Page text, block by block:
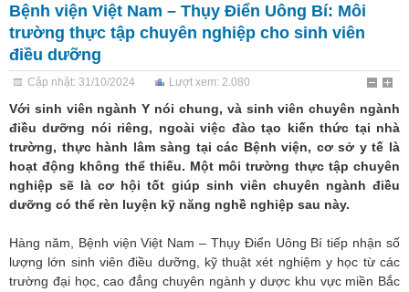
Bệnh viện Việt Nam – Thụy Điển Uông Bí: Môi
trường thực tập chuyên nghiệp cho sinh viên
điều dưỡng
Cập nhật: 31/10/2024 Lượt xem: 2.080
Với sinh viên ngành Y nói chung, và sinh viên chuyên ngành
điều dưỡng nói riêng, ngoài việc đào tạo kiến thức tại nhà
trường, thực hành lâm sàng tại các Bệnh viện, cơ sở y tế là
hoạt động không thể thiếu. Một môi trường thực tập chuyên
nghiệp sẽ là cơ hội tốt giúp sinh viên chuyên ngành điều
dưỡng có thể rèn luyện kỹ năng nghề nghiệp sau này.
Hàng năm, Bệnh viện Việt Nam – Thụy Điển Uông Bí tiếp nhận số
lượng lớn sinh viên điều dưỡng, kỹ thuật xét nghiệm y học từ các
trường đại học, cao đẳng chuyên ngành y dược khu vực miền Bắc